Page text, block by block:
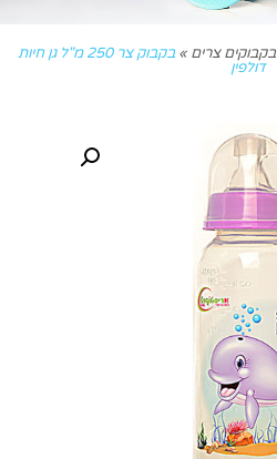
בקבוקים צרים »
בקבוק צר 250 מ"ל גן חיות
דולפין